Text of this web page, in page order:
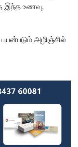
இந்த உணவு,
அழிஞ்சில்